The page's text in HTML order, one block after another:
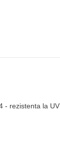
- rezistenta la UV